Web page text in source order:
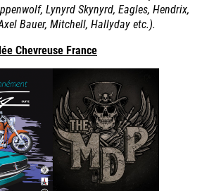
Lynyrd Skynyrd, Eagles, Hendrix,
Bauer, Mitchell, Hallyday etc.).
Chevreuse France